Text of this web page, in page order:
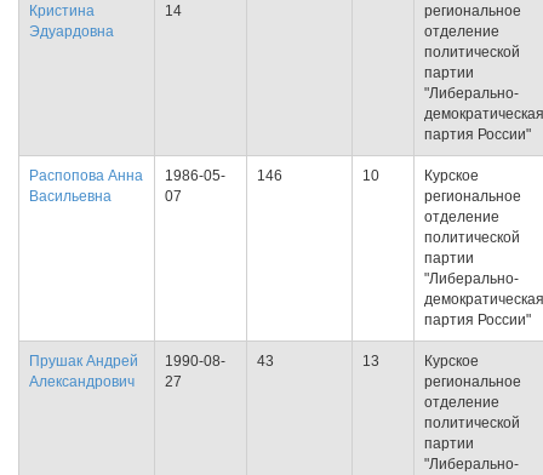
Кристина
Эдуардовна
14
региональное
отделение
политической
партии
"Либерально-
демократическая
партия России"
Распопова Анна
Васильевна
1986-05-
07
146 10
Курское
региональное
отделение
политической
партии
"Либерально-
демократическая
партия России"
Прушак Андрей
Александрович
1990-08-
27
43 13
Курское
региональное
отделение
политической
партии
"Либерально-